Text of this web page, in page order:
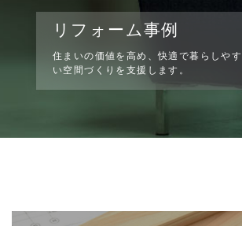
リフォーム事例
住まいの価値を高め、快適で暮らしやす
い空間づくりを支援します。